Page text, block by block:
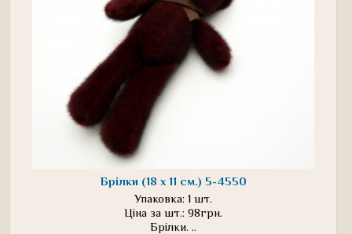
Брілки (18 х 11 см.) 5-4550
Упаковка: 1 шт.
Ціна за шт.: 98грн.
Брілки. ..